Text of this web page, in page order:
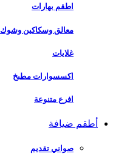
اطقم بهارات
معالق وسكاكين وشوك
غلايات
اكسسوارات مطبخ
افرع متنوعة
أطقم ضيافة
صواني تقديم